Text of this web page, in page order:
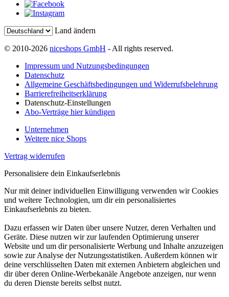
Land ändern
© 2010-2026 niceshops GmbH - All rights reserved.
Impressum und Nutzungsbedingungen
Datenschutz
Allgemeine Geschäftsbedingungen und Widerrufsbelehrung
Barrierefreiheitserklärung
Datenschutz-Einstellungen
Abo-Verträge hier kündigen
Unternehmen
Weitere nice Shops
Vertrag widerrufen
Personalisiere dein Einkaufserlebnis
Nur mit deiner individuellen Einwilligung verwenden wir Cookies
und weitere Technologien, um dir ein personalisiertes
Einkaufserlebnis zu bieten.
Dazu erfassen wir Daten über unsere Nutzer, deren Verhalten und
Geräte. Diese nutzen wir zur laufenden Optimierung unserer
Website und um dir personalisierte Werbung und Inhalte anzuzeigen
sowie zur Analyse der Nutzungsstatistiken. Außerdem können wir
deine verschlüsselten Daten mit externen Anbietern abgleichen und
dir über deren Online-Werbekanäle Angebote anzeigen, nur wenn
du deren Dienste bereits selbst nutzt.